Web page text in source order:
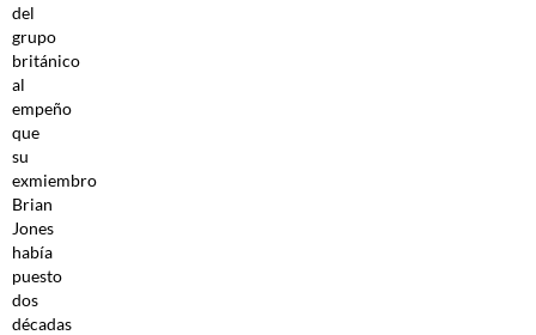
del
grupo
británico
al
empeño
que
su
exmiembro
Brian
Jones
había
puesto
dos
décadas